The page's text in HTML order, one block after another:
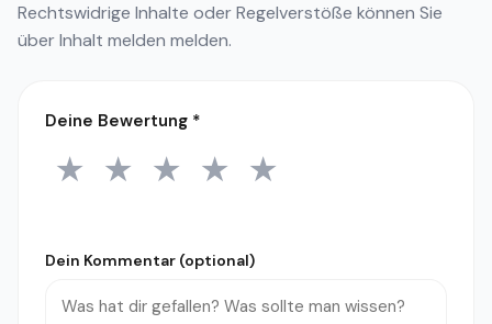
Rechtswidrige Inhalte oder Regelverstöße können Sie
überInhalt melden melden.
Deine Bewertung *
1 Stern
★ 2 Sterne
★ 3 Sterne
★ 4 Sterne
★ 5 Sterne
★
Dein Kommentar (optional)